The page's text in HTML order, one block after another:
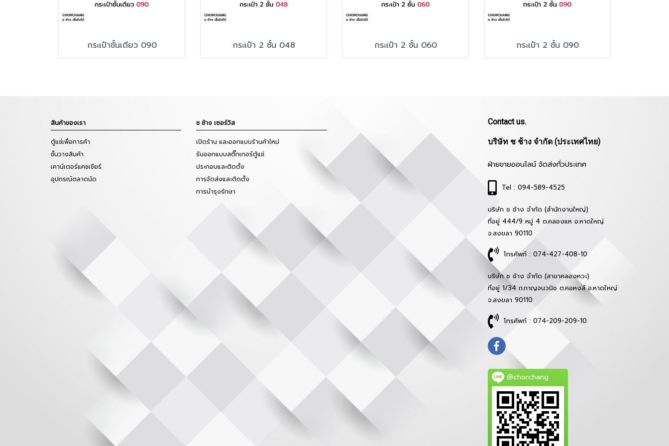
กระเป๋าชั้นเดียว 090 กระเป๋า 2 ชั้น 048 กระเป๋า 2 ชั้น 060 กระเป๋า 2 ชั้น 090
สินค้าของเรา
ตู้แช่เพื่อการค้า
ชั้นวางสินค้า
เคาน์เตอร์แคชเชียร์
อุปกรณ์ตลาดนัด
ช ช้าง เซอร์วิส
เปิดร้าน และออกแบบร้านค้าใหม่
รับออกแบบสติ๊กเกอร์ตู้แช่
ประกอบและติดตั้ง
การจัดส่งและติดตั้ง
การบำรุงรักษา
Contact us.
บริษัท ช ช้าง จำกัด (ประเทศไทย)
ฝ่ายขายออนไลน์ จัดส่งทั่วประเทศ
Tel : 094-589-4525
บริษัท ช ช้าง จำกัด (สำนักงานใหญ่)
ที่อยู่ 444/9 หมู่ 4 ต.คลองแห อ.หาดใหญ่
จ.สงขลา 90110
โทรศัพท์ : 074-427-408-10
บริษัท ช ช้าง จำกัด (สาขาคลองหวะ)
ที่อยู่ 1/34 ถ.กาญจนวนิช ต.คอหงส์ อ.หาดใหญ่
จ.สงขลา 90110
โทรศัพท์ : 074-209-209-10
@chorchang